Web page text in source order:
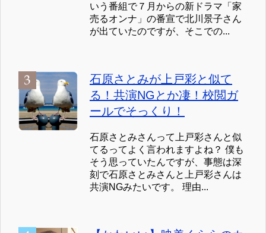
いう番組で７月からの新ドラマ「家
売るオンナ」の番宣で北川景子さん
が出ていたのですが、そこでの...
石原さとみが上戸彩と似て
る！共演NGとか凄！校閲ガ
ールでそっくり！
石原さとみさんって上戸彩さんと似
てるってよく言われますよね？ 僕も
そう思っていたんですが、事態は深
刻で石原さとみさんと上戸彩さんは
共演NGみたいです。 理由...